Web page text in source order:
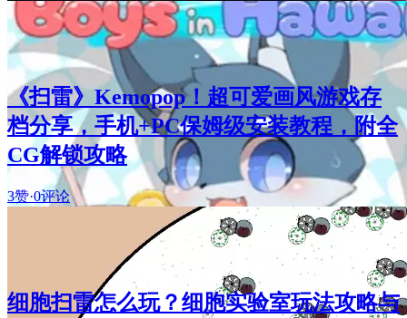
《扫雷》Kemopop！超可爱画风游戏存
档分享，手机+PC保姆级安装教程，附全
CG解锁攻略
3赞·0评论
细胞扫雷怎么玩？细胞实验室玩法攻略与